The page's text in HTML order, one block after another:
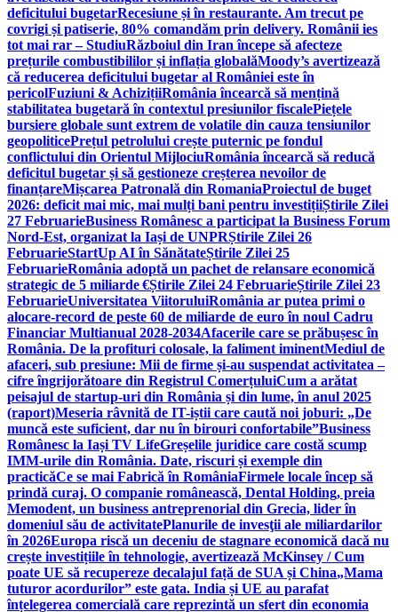
deficitului bugetarRecesiune și în restaurante. Am trecut pe
covrigi și patiserie, 80% comandăm prin delivery. Românii ies
tot mai rar – StudiuRăzboiul din Iran începe să afecteze
prețurile combustibililor și inflația globalăMoody’s avertizează
că reducerea deficitului bugetar al României este în
pericolFuziuni & AchizițiiRomânia încearcă să mențină
stabilitatea bugetară în contextul presiunilor fiscalePiețele
bursiere globale sunt extrem de volatile din cauza tensiunilor
geopoliticePrețul petrolului crește puternic pe fondul
conflictului din Orientul MijlociuRomânia încearcă să reducă
deficitul bugetar și să gestioneze creșterea nevoilor de
finanțareMișcarea Patronală din RomaniaProiectul de buget
2026: deficit mai mic, mai mulți bani pentru investițiiȘtirile Zilei
27 FebruarieBusiness Românesc a participat la Business Forum
Nord-Est, organizat la Iași de UNPRȘtirile Zilei 26
FebruarieStartUp AI în SănătateȘtirile Zilei 25
FebruarieRomânia adoptă un pachet de relansare economică
strategic de 5 miliarde €Știrile Zilei 24 FebruarieȘtirile Zilei 23
FebruarieUniversitatea ViitoruluiRomânia ar putea primi o
alocare-record de peste 60 de miliarde de euro în noul Cadru
Financiar Multianual 2028-2034Afacerile care se prăbușesc în
România. De la profituri colosale, la faliment iminentMediul de
afaceri, sub presiune: Mii de firme și-au suspendat activitatea –
cifre îngrijorătoare din Registrul ComerțuluiCum a arătat
peisajul de startup-uri din România și din lume, în anul 2025
(raport)Meseria râvnită de IT-iștii care caută noi joburi: „De
muncă este suficient, dar nu în birouri confortabile”Business
Românesc la Iași TV LifeGreșelile juridice care costă scump
IMM-urile din România. Date, riscuri și exemple din
practicăCe se mai Fabrică în RomâniaFirmele locale încep să
prindă curaj. O companie românească, Dental Holding, preia
Memodent, un business antreprenorial din Grecia, lider în
domeniul său de activitatePlanurile de invesţii ale miliardarilor
în 2026Europa riscă un deceniu de stagnare economică dacă nu
crește investițiile în tehnologie, avertizează McKinsey / Cum
poate UE să recupereze decalajul față de SUA și China„Mama
tuturor acordurilor” este gata. India și UE au parafat
înțelegerea comercială care reprezintă un sfert din economia